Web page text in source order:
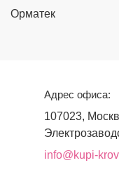
Орматек
Адрес офиса:
107023,
info@kupi-